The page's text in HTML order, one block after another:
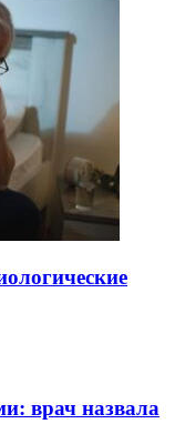
врач назвала